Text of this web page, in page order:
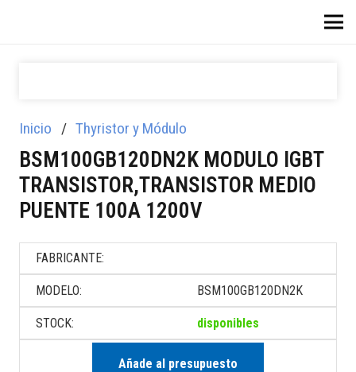
Inicio / Thyristor y Módulo
BSM100GB120DN2K MODULO IGBT
TRANSISTOR,TRANSISTOR MEDIO
PUENTE 100A 1200V
FABRICANTE:
MODELO: BSM100GB120DN2K
STOCK: disponibles
Añade al presupuesto